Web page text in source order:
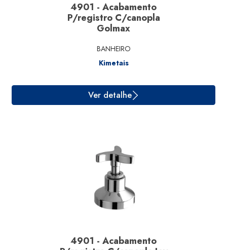
Ver detalhe
4901 - Acabamento
P/registro C/canopla
Golmax
BANHEIRO
Kimetais
4901 - Acabamento